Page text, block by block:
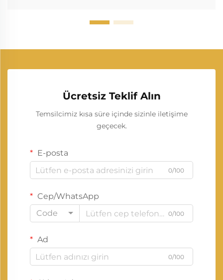
Ücretsiz Teklif Alın
Temsilcimiz kısa süre içinde sizinle iletişime
geçecek.
E-posta
0/100
Cep/WhatsApp
Code
0/100
Ad
0/100